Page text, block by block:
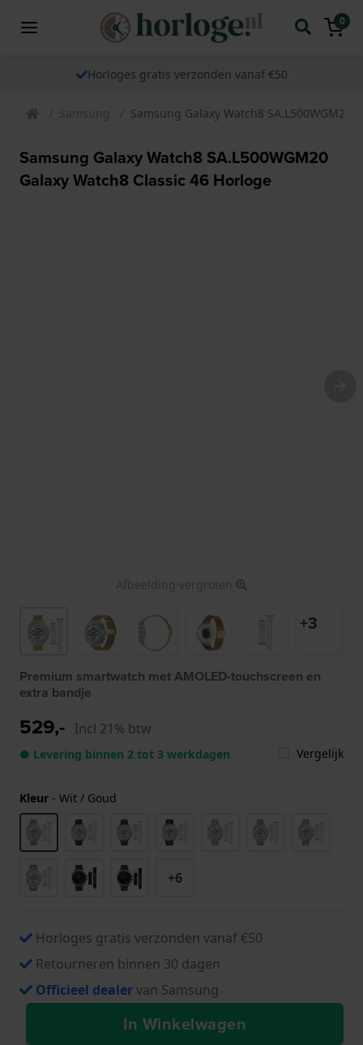
0
Horloges gratis verzonden vanaf €50
Samsung Samsung Galaxy Watch8 SA.L500WGM20
Samsung Galaxy Watch8 SA.L500WGM20
Galaxy Watch8 Classic 46 Horloge
Afbeelding vergroten
+3
Premium smartwatch met AMOLED-touchscreen en
extra bandje
529,- Incl 21% btw
● Levering binnen 2 tot 3 werkdagen Vergelijk
Kleur - Wit / Goud
+6
Horloges gratis verzonden vanaf €50
Retourneren binnen 30 dagen
Officieel dealervan Samsung
In Winkelwagen